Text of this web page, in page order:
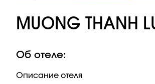
MUONG THANH
Об отеле:
Описание отеля